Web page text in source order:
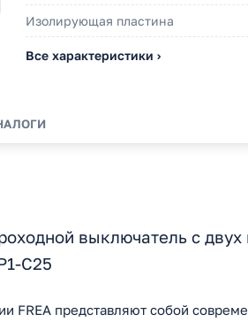
Изолирующая пластина
Все характеристики ›
выключатель с двух
C25
FREA представляют собой